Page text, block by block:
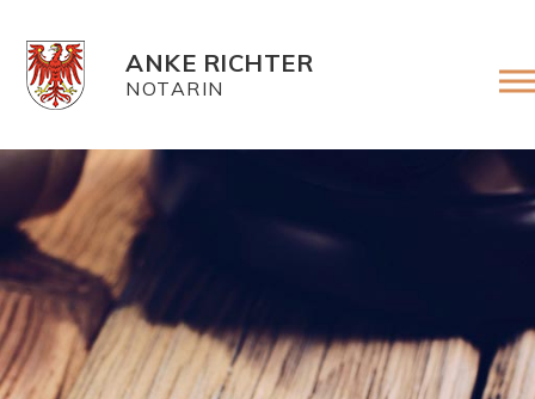
ANKE RICHTER
NOTARIN